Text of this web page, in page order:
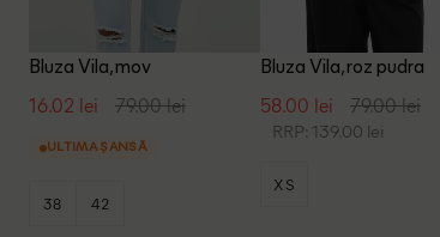
Bluza Vila, mov
16.02 lei 79.00 lei
ULTIMA ȘANSĂ
38 42
Bluza Vila, roz pudra
58.00 lei 79.00 lei
RRP: 139.00 lei
XS